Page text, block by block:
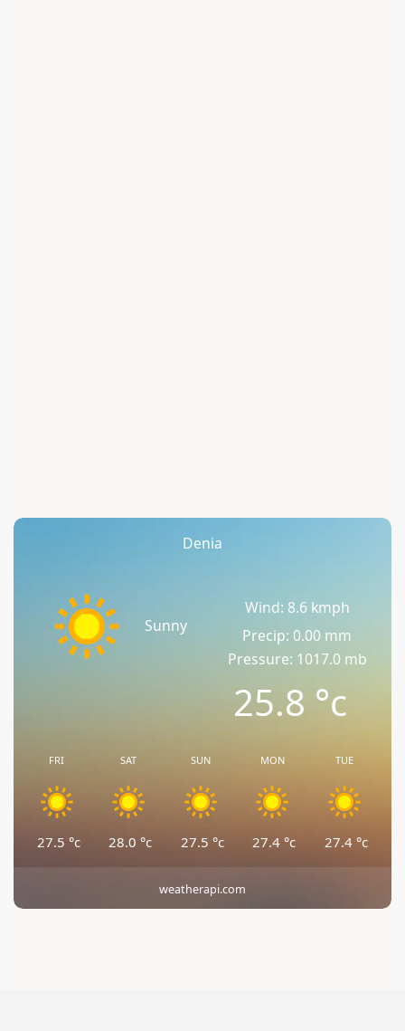
Denia
Sunny
Wind: 8.6 kmph
Precip: 0.00 mm
Pressure: 1017.0 mb
25.8°c
FRI
27.5 °c
SAT
28.0 °c
SUN
27.5 °c
MON
27.4 °c
TUE
27.4 °c
weatherapi.com